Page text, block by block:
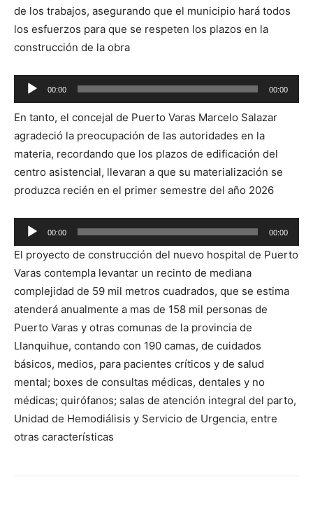
de los trabajos, asegurando que el municipio hará todos
los esfuerzos para que se respeten los plazos en la
construcción de la obra
Reproductor
de
audio
00:00 00:00
En tanto, el concejal de Puerto Varas Marcelo Salazar
agradeció la preocupación de las autoridades en la
materia, recordando que los plazos de edificación del
centro asistencial, llevaran a que su materialización se
produzca recién en el primer semestre del año 2026
Reproductor
de
audio
00:00 00:00
El proyecto de construcción del nuevo hospital de Puerto
Varas contempla levantar un recinto de mediana
complejidad de 59 mil metros cuadrados, que se estima
atenderá anualmente a mas de 158 mil personas de
Puerto Varas y otras comunas de la provincia de
Llanquihue, contando con 190 camas, de cuidados
básicos, medios, para pacientes críticos y de salud
mental; boxes de consultas médicas, dentales y no
médicas; quirófanos; salas de atención integral del parto,
Unidad de Hemodiálisis y Servicio de Urgencia, entre
otras características